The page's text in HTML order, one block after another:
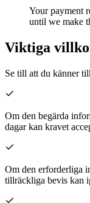
Your payment
until we make
Viktiga
Se till att du känner
Om den begärda
dagar kan kravet
Om den erforderliga
tillräckliga bevis kan